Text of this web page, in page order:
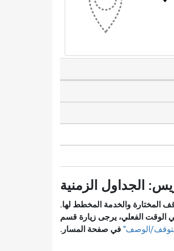
المختارة والخدمة المخطط لها.
الوقت الفعلي، يرجى زيارة قسم
الوصف" في صفحة المسار.